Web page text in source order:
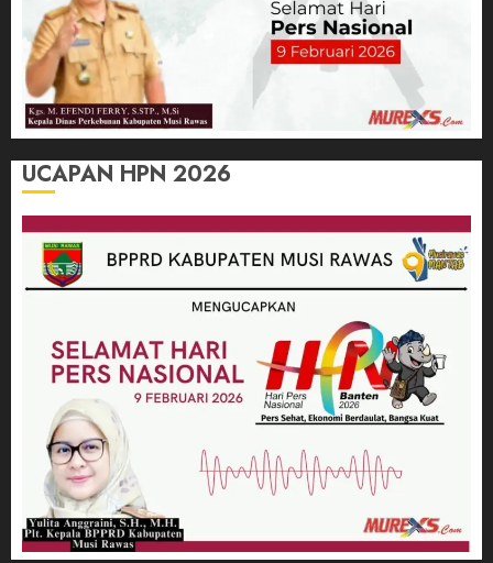
UCAPAN HPN 2026